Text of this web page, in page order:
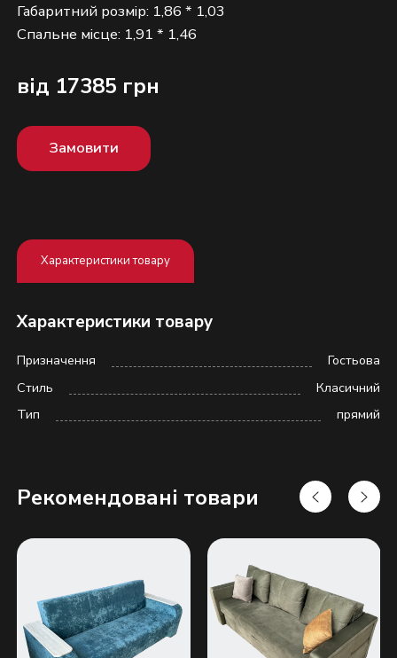
Габаритний розмір: 1,86 * 1,03
від 17385 грн
Замовити
Характеристики товару
Характеристики товару
Призначення
Гостьова
Стиль
Класичний
Тип
прямий
Рекомендовані товари
Надіслати